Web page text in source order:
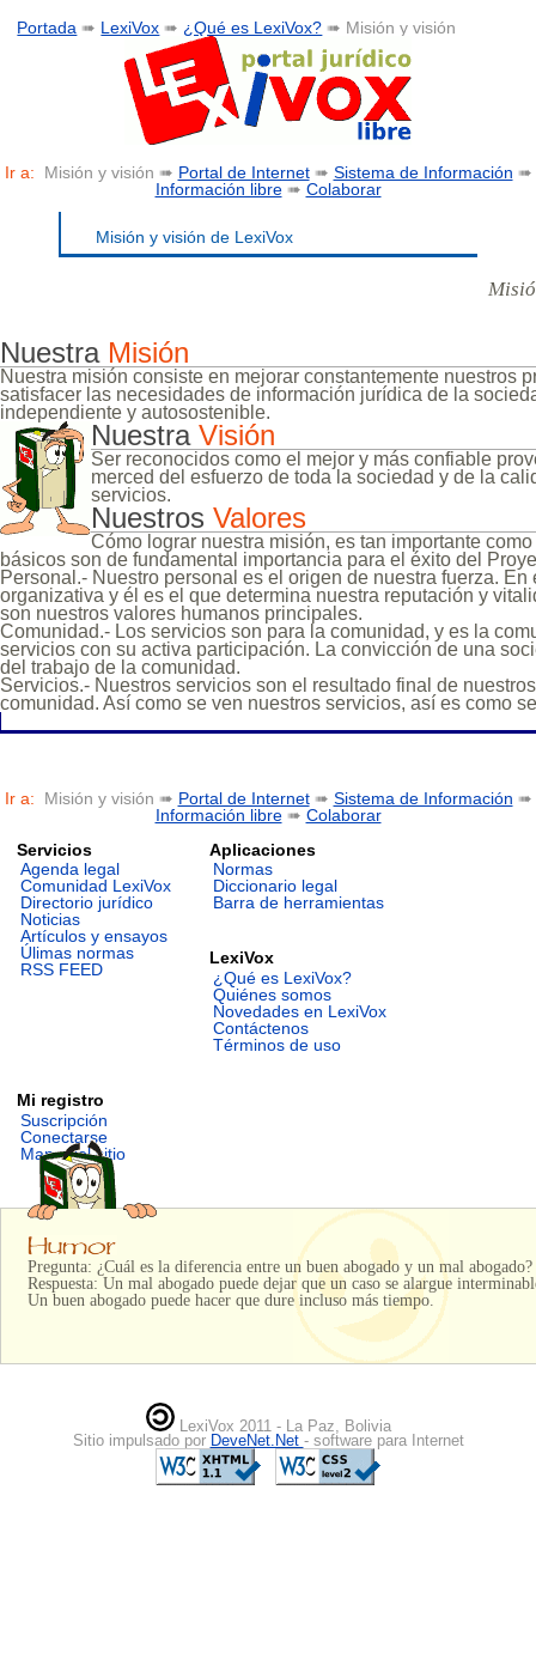
Portada ➠ LexiVox ➠ ¿Qué es LexiVox? ➠ Misión y visión
Ir a: Misión y visión ➠ Portal de Internet➠ Sistema de Información ➠
Información libre➠ Colaborar
Misión y visión de LexiVox
Nuestra Misión
Nuestra misión consiste en mejorar constantemente nuestros
satisfacer las necesidades de información jurídica de la
independiente y autosostenible.
Nuestra Visión
Ser reconocidos como el mejor y más confiable
merced del esfuerzo de toda la sociedad y de la
servicios.
Nuestros Valores
Cómo lograr nuestra misión, es tan importante
básicos son de fundamental importancia para el éxito del
Personal .- Nuestro personal es el origen de nuestra fuerza.
organizativa y él es el que determina nuestra reputación y
son nuestros valores humanos principales.
Comunidad.- Los servicios son para la comunidad, y es la
servicios con su activa participación. La convicción de una
del trabajo de la comunidad.
Servicios.- Nuestros servicios son el resultado final de
comunidad. Así como se ven nuestros servicios, así es como
Ir a: Misión y visión ➠ Portal de Internet➠ Sistema de Información ➠
Información libre➠ Colaborar
Servicios
Agenda legal
Comunidad LexiVox
Directorio jurídico
Noticias
Artículos y ensayos
Úlimas normas
RSS FEED
Aplicaciones
Normas
Diccionario legal
Barra de herramientas
LexiVox
¿Qué es LexiVox?
Quiénes somos
Novedades en LexiVox
Contáctenos
Términos de uso
Mi registro
Suscripción
Conectarse
Mapa del sitio
Pregunta: ¿Cuál es la diferencia entre un buen abogado y un mal abogado?
Respuesta: Un mal abogado puede dejar que un caso se alargue
Un buen abogado puede hacer que dure incluso más tiempo.
LexiVox 2011 - La Paz, Bolivia
Sitio impulsado por DeveNet.Net - software para Internet